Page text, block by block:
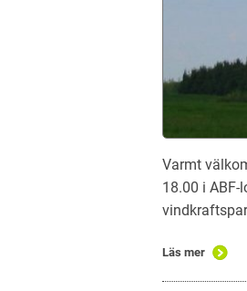
Varmt
18.00 i
Läs mer